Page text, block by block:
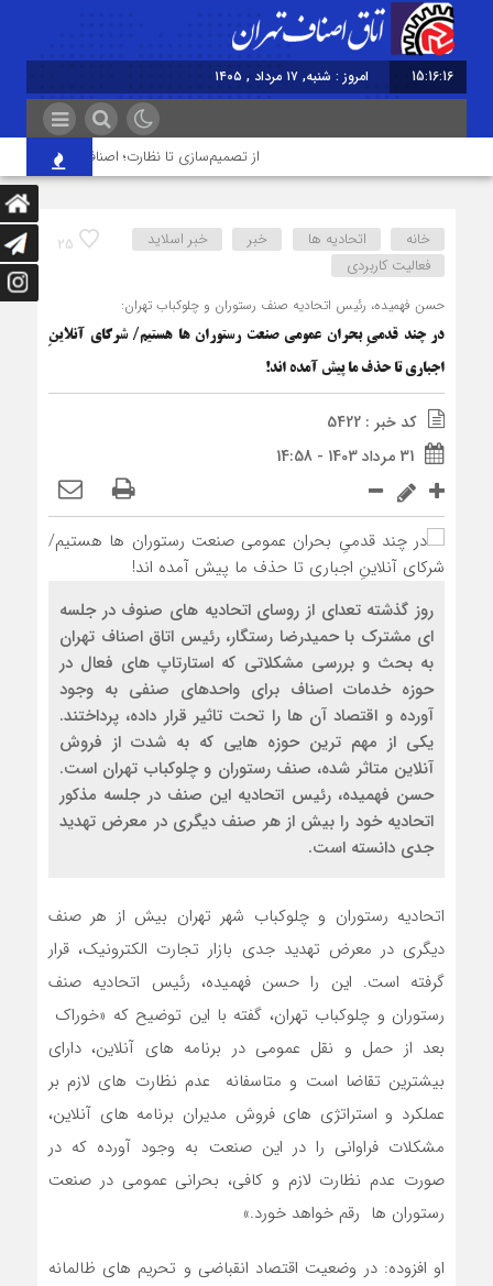
15:16:17 امروز : شنبه, ۱۷ مرداد , ۱۴۰۵
از تصمیم‌سازی تا نظارت؛ اصناف نقش مؤثرتری
25 خانه اتحادیه ها خبر
خبر اسلايد
فعالیت کاربردی
حسن فهمیده، رئیس اتحادیه صنف رستوران و چلوکباب تهران:
در چند قدمیِ بحران عمومی صنعت رستوران ها هستیم/ شرکای آنلاینِ
اجباری تا حذف ما پیش آمده اند!
کد خبر : 5422
31 مرداد 1403 - 14:58
روز گذشته تعدای از روسای اتحادیه های صنوف در جلسه
ای مشترک با حمیدرضا رستگار، رئیس اتاق اصناف تهران
به بحث و بررسی مشکلاتی که استارتاپ های فعال در
حوزه خدمات اصناف برای واحدهای صنفی به وجود
آورده و اقتصاد آن ها را تحت تاثیر قرار داده، پرداختند.
یکی از مهم ترین حوزه هایی که به شدت از فروش
آنلاین متاثر شده، صنف رستوران و چلوکباب تهران است.
حسن فهمیده، رئیس اتحادیه این صنف در جلسه مذکور
اتحادیه خود را بیش از هر صنف دیگری در معرض تهدید
جدی دانسته است.
اتحادیه رستوران و چلوکباب شهر تهران بیش از هر صنف
دیگری در معرض تهدید جدی بازار تجارت الکترونیک، قرار
گرفته است. این را حسن فهمیده، رئیس اتحادیه صنف
رستوران و چلوکباب تهران، گفته با این توضیح که «خوراک
بعد از حمل و نقل عمومی در برنامه های آنلاین، دارای
بیشترین تقاضا است و متاسفانه عدم نظارت های لازم بر
عملکرد و استراتژی های فروش مدیران برنامه های آنلاین،
مشکلات فراوانی را در این صنعت به وجود آورده که در
صورت عدم نظارت لازم و کافی، بحرانی عمومی در صنعت
رستوران ها رقم خواهد خورد.»
او افزوده: در وضعیت اقتصاد انقباضی و تحریم های ظالمانه